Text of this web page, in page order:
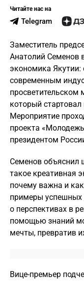
Читайте нас на
Telegram
Заместитель
Анатолий Семенов
экономика Якутии:
современным
просветительском
который стартовал
Мероприятие
проекта
президентом
Семенов объяснил
такое креативная
почему важна и
примеры успешных
о перспективах в
помощью знаний
мечты, превратив
Вице-премьер